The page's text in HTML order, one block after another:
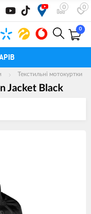
0 0
0
Текстильні мотокуртки
Jacket Black